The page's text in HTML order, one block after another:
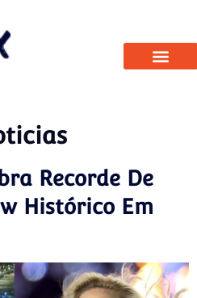
Recorde De
Histórico Em